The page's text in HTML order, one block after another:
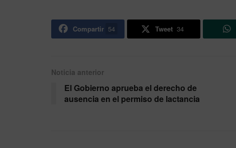
Compartir 54 Tweet 34
Noticia anterior
El Gobierno aprueba el derecho de
ausencia en el permiso de lactancia